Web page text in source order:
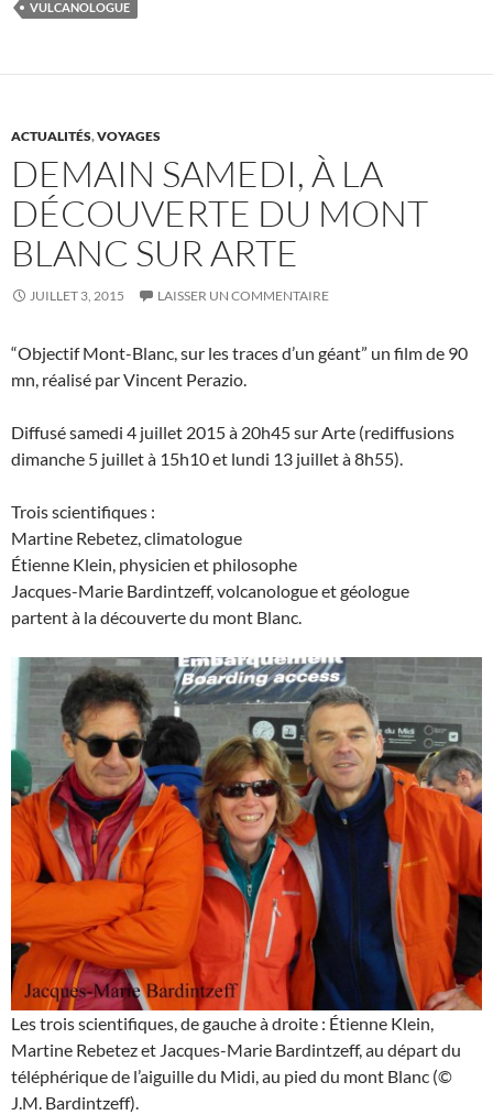
VULCANOLOGUE
ACTUALITÉS,VOYAGES
DEMAIN SAMEDI, À LA
DÉCOUVERTE DU MONT
BLANC SUR ARTE
JUILLET 3, 2015 LAISSER UN COMMENTAIRE
“Objectif Mont-Blanc, sur les traces d’un géant” un film de 90
mn, réalisé par Vincent Perazio.
Diffusé samedi 4 juillet 2015 à 20h45 sur Arte (rediffusions
dimanche 5 juillet à 15h10 et lundi 13 juillet à 8h55).
Trois scientifiques :
Martine Rebetez, climatologue
Étienne Klein, physicien et philosophe
Jacques-Marie Bardintzeff, volcanologue et géologue
partent à la découverte du mont Blanc.
Les trois scientifiques, de gauche à droite : Étienne Klein,
Martine Rebetez et Jacques-Marie Bardintzeff, au départ du
téléphérique de l’aiguille du Midi, au pied du mont Blanc (©
J.M. Bardintzeff).